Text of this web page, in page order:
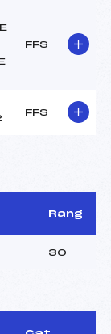
FFS
FFS
Rang
30